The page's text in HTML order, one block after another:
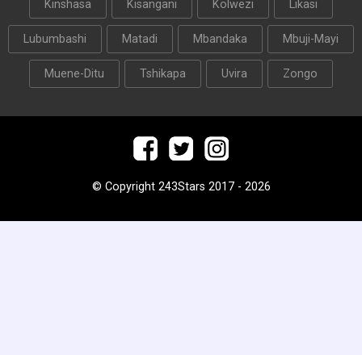
Kinshasa Kisangani Kolwezi Likasi
Lubumbashi Matadi Mbandaka Mbuji-Mayi
Muene-Ditu Tshikapa Uvira Zongo
© Copyright 243Stars 2017 - 2026